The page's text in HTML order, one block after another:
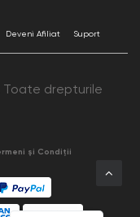
Deveni Afiliat Suport
Toate drepturile
și Condiții